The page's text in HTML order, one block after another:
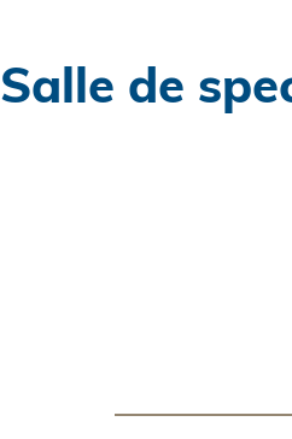
Salle de